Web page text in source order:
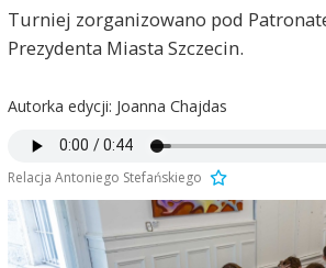
Turniej zorganizowano pod
Prezydenta Miasta Szczecin.
Autorka edycji: Joanna Chajdas
Relacja Antoniego Stefańskiego